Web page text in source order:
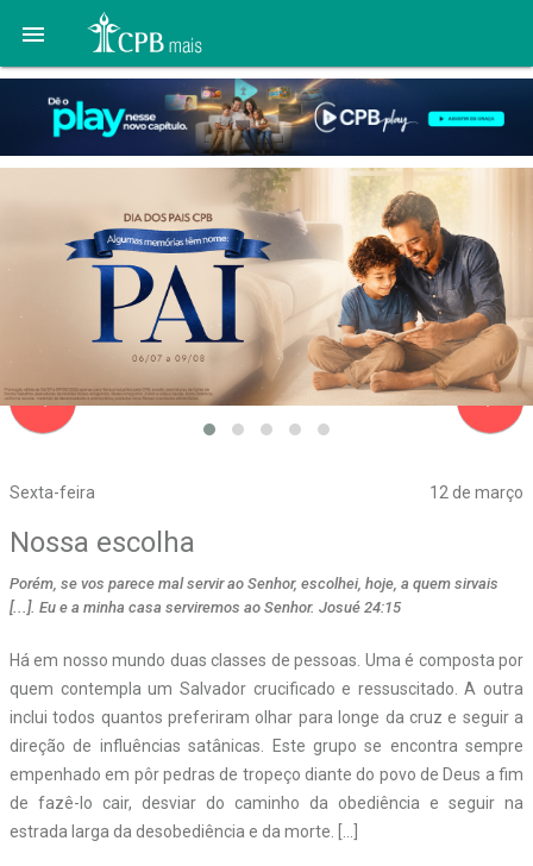

Sexta-feira 12 de março
navigate_before
Nossa escolha
Porém, se vos parece mal servir ao Senhor, escolhei, hoje, a quem sirvais
[...]. Eu e a minha casa serviremos ao Senhor. Josué 24:15
Há em nosso mundo duas classes de pessoas. Uma é composta por
quem contempla um Salvador crucificado e ressuscitado. A outra
inclui todos quantos preferiram olhar para longe da cruz e seguir a
direção de influências satânicas. Este grupo se encontra sempre
empenhado em pôr pedras de tropeço diante do povo de Deus a fim
de fazê-lo cair, desviar do caminho da obediência e seguir na
estrada larga da desobediência e da morte. […]
navigate_next